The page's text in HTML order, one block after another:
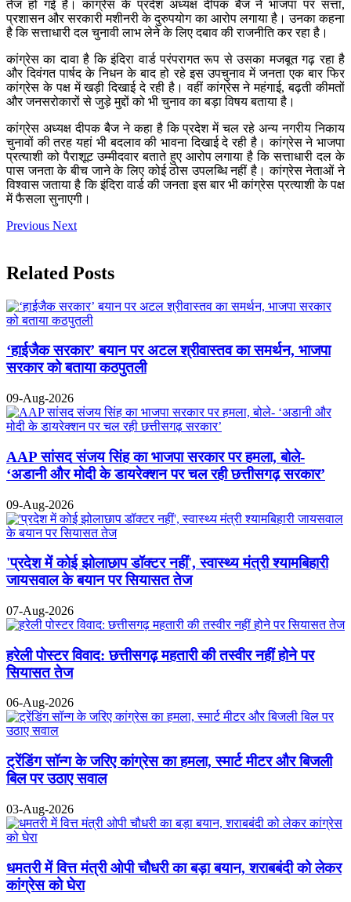
तेज हो गई है। कांग्रेस के प्रदेश अध्यक्ष दीपक बैज ने भाजपा पर सत्ता,
प्रशासन और सरकारी मशीनरी के दुरुपयोग का आरोप लगाया है। उनका कहना
है कि सत्ताधारी दल चुनावी लाभ लेने के लिए दबाव की राजनीति कर रहा है।
कांग्रेस का दावा है कि इंदिरा वार्ड परंपरागत रूप से उसका मजबूत गढ़ रहा है
और दिवंगत पार्षद के निधन के बाद हो रहे इस उपचुनाव में जनता एक बार फिर
कांग्रेस के पक्ष में खड़ी दिखाई दे रही है। वहीं कांग्रेस ने महंगाई, बढ़ती कीमतों
और जनसरोकारों से जुड़े मुद्दों को भी चुनाव का बड़ा विषय बताया है।
कांग्रेस अध्यक्ष दीपक बैज ने कहा है कि प्रदेश में चल रहे अन्य नगरीय निकाय
चुनावों की तरह यहां भी बदलाव की भावना दिखाई दे रही है। कांग्रेस ने भाजपा
प्रत्याशी को पैराशूट उम्मीदवार बताते हुए आरोप लगाया है कि सत्ताधारी दल के
पास जनता के बीच जाने के लिए कोई ठोस उपलब्धि नहीं है। कांग्रेस नेताओं ने
विश्वास जताया है कि इंदिरा वार्ड की जनता इस बार भी कांग्रेस प्रत्याशी के पक्ष
में फैसला सुनाएगी।
Previous Next
Related Posts
‘हाईजैक सरकार’ बयान पर अटल श्रीवास्तव का समर्थन, भाजपा
सरकार को बताया कठपुतली
09-Aug-2026
AAP सांसद संजय सिंह का भाजपा सरकार पर हमला, बोले-
‘अडानी और मोदी के डायरेक्शन पर चल रही छत्तीसगढ़ सरकार’
09-Aug-2026
'प्रदेश में कोई झोलाछाप डॉक्टर नहीं', स्वास्थ्य मंत्री श्यामबिहारी
जायसवाल के बयान पर सियासत तेज
07-Aug-2026
हरेली पोस्टर विवाद: छत्तीसगढ़ महतारी की तस्वीर नहीं होने पर
सियासत तेज
06-Aug-2026
ट्रेंडिंग सॉन्ग के जरिए कांग्रेस का हमला, स्मार्ट मीटर और बिजली
बिल पर उठाए सवाल
03-Aug-2026
धमतरी में वित्त मंत्री ओपी चौधरी का बड़ा बयान, शराबबंदी को लेकर
कांग्रेस को घेरा